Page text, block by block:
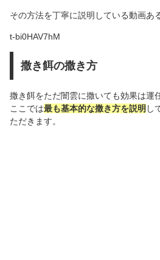
その方法を丁寧に説明している動画あ
t-bi0HAV7hM
撒き餌の撒き方
撒き餌をただ闇雲に撒いても効果は運
ここでは最も基本的な撒き方を説明 し
ただきます。